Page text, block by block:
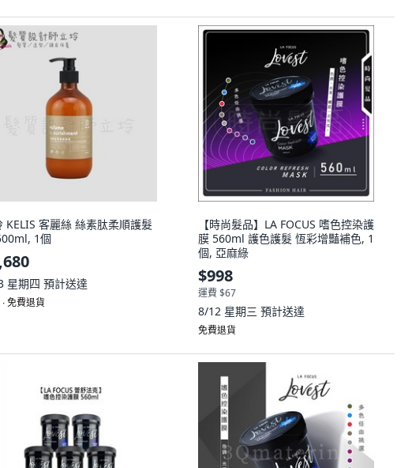
KELIS 客麗絲 絲素肽柔順護髮
1個
星期四 預計送達
免費退貨
【時尚髮品】LA FOCUS 嗜色控染護
膜 560ml 護色護髮 恆彩增豔補色, 1
個, 亞麻綠
$998
運費 $67
8/12 星期三 預計送達
免費退貨